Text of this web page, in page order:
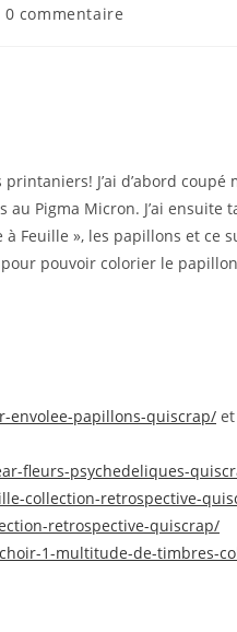
0 commentaire
J’ai d’abord
au Pigma Micron. J’ai ensuite
Feuille », les papillons et ce
pouvoir colorier le
papillons-quiscrap/
fleurs-psychedeliques-
collection-retrospective-
retrospective-quiscrap/
1-multitude-de-timbres-